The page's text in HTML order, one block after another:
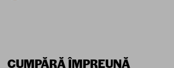
CUMPĂRĂ ÎMPREUNĂ